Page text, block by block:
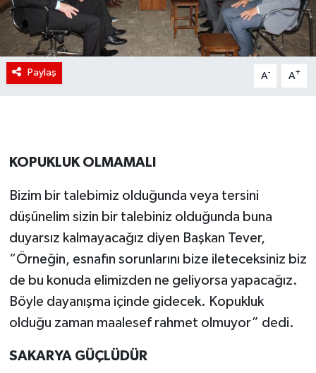
Paylaş A- A+
KOPUKLUK OLMAMALI
Bizim bir talebimiz olduğunda veya tersini
düşünelim sizin bir talebiniz olduğunda buna
duyarsız kalmayacağız diyen Başkan Tever,
“Örneğin, esnafın sorunlarını bize ileteceksiniz biz
de bu konuda elimizden ne geliyorsa yapacağız.
Böyle dayanışma içinde gidecek. Kopukluk
olduğu zaman maalesef rahmet olmuyor” dedi.
SAKARYA GÜÇLÜDÜR